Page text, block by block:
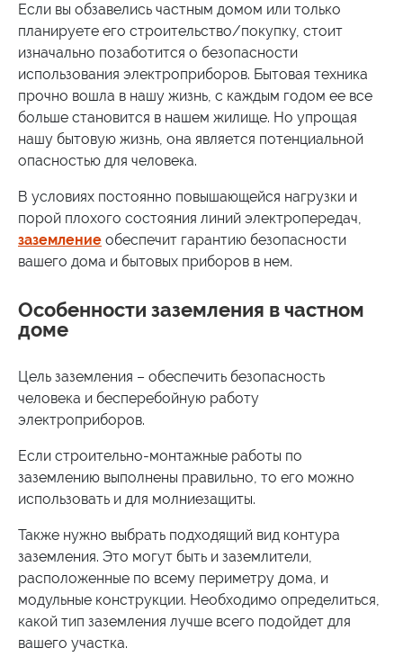
Если вы обзавелись частным домом или только
планируете его строительство/покупку, стоит
изначально позаботится о безопасности
использования электроприборов. Бытовая техника
прочно вошла в нашу жизнь, с каждым годом ее все
больше становится в нашем жилище. Но упрощая
нашу бытовую жизнь, она является потенциальной
опасностью для человека.
В условиях постоянно повышающейся нагрузки и
порой плохого состояния линий электропередач,
заземление обеспечит гарантию безопасности
вашего дома и бытовых приборов в нем.
Особенности заземления в частном
доме
Цель заземления – обеспечить безопасность
человека и бесперебойную работу
электроприборов.
Если строительно-монтажные работы по
заземлению выполнены правильно, то его можно
использовать и для молниезащиты.
Также нужно выбрать подходящий вид контура
заземления. Это могут быть и заземлители,
расположенные по всему периметру дома, и
модульные конструкции. Необходимо определиться,
какой тип заземления лучше всего подойдет для
вашего участка.